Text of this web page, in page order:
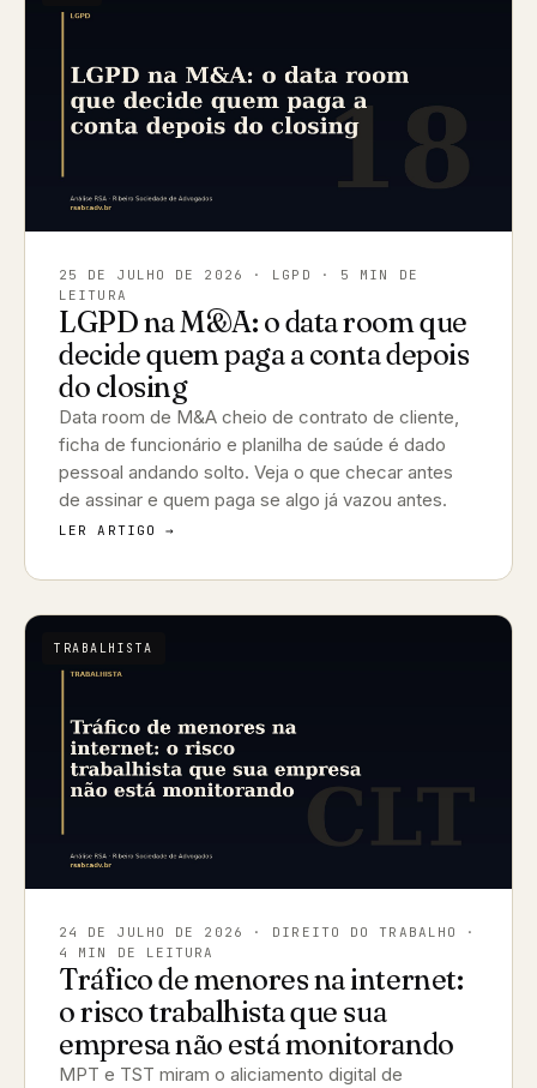
25 DE JULHO DE 2026
· LGPD · 5 MIN DE
LEITURA
LGPD na M&A: o data room que
decide quem paga a conta depois
do closing
Data room de M&A cheio de contrato de cliente,
ficha de funcionário e planilha de saúde é dado
pessoal andando solto. Veja o que checar antes
de assinar e quem paga se algo já vazou antes.
LER ARTIGO →
TRABALHISTA
24 DE JULHO DE 2026
· DIREITO DO TRABALHO ·
4 MIN DE LEITURA
Tráfico de menores na internet:
o risco trabalhista que sua
empresa não está monitorando
MPT e TST miram o aliciamento digital de